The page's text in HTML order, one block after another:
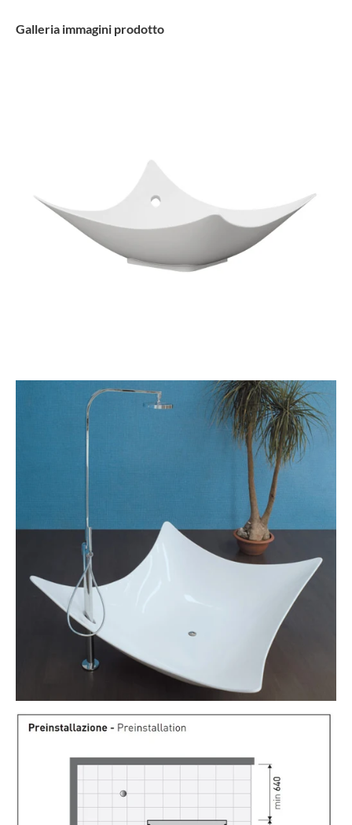
Galleria immagini prodotto